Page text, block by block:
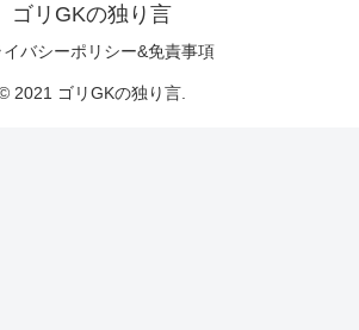
ゴリGKの独り言
イバシーポリシー&免責事項
2021 ゴリGKの独り言.